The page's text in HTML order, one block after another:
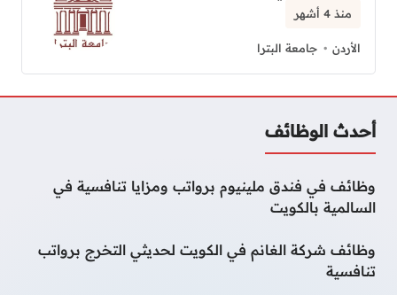
منذ 4 أشهر
الأردن جامعة البترا
أحدث الوظائف
وظائف في فندق ملينيوم برواتب ومزايا تنافسية في
السالمية بالكويت
وظائف شركة الغانم في الكويت لحديثي التخرج برواتب
تنافسية